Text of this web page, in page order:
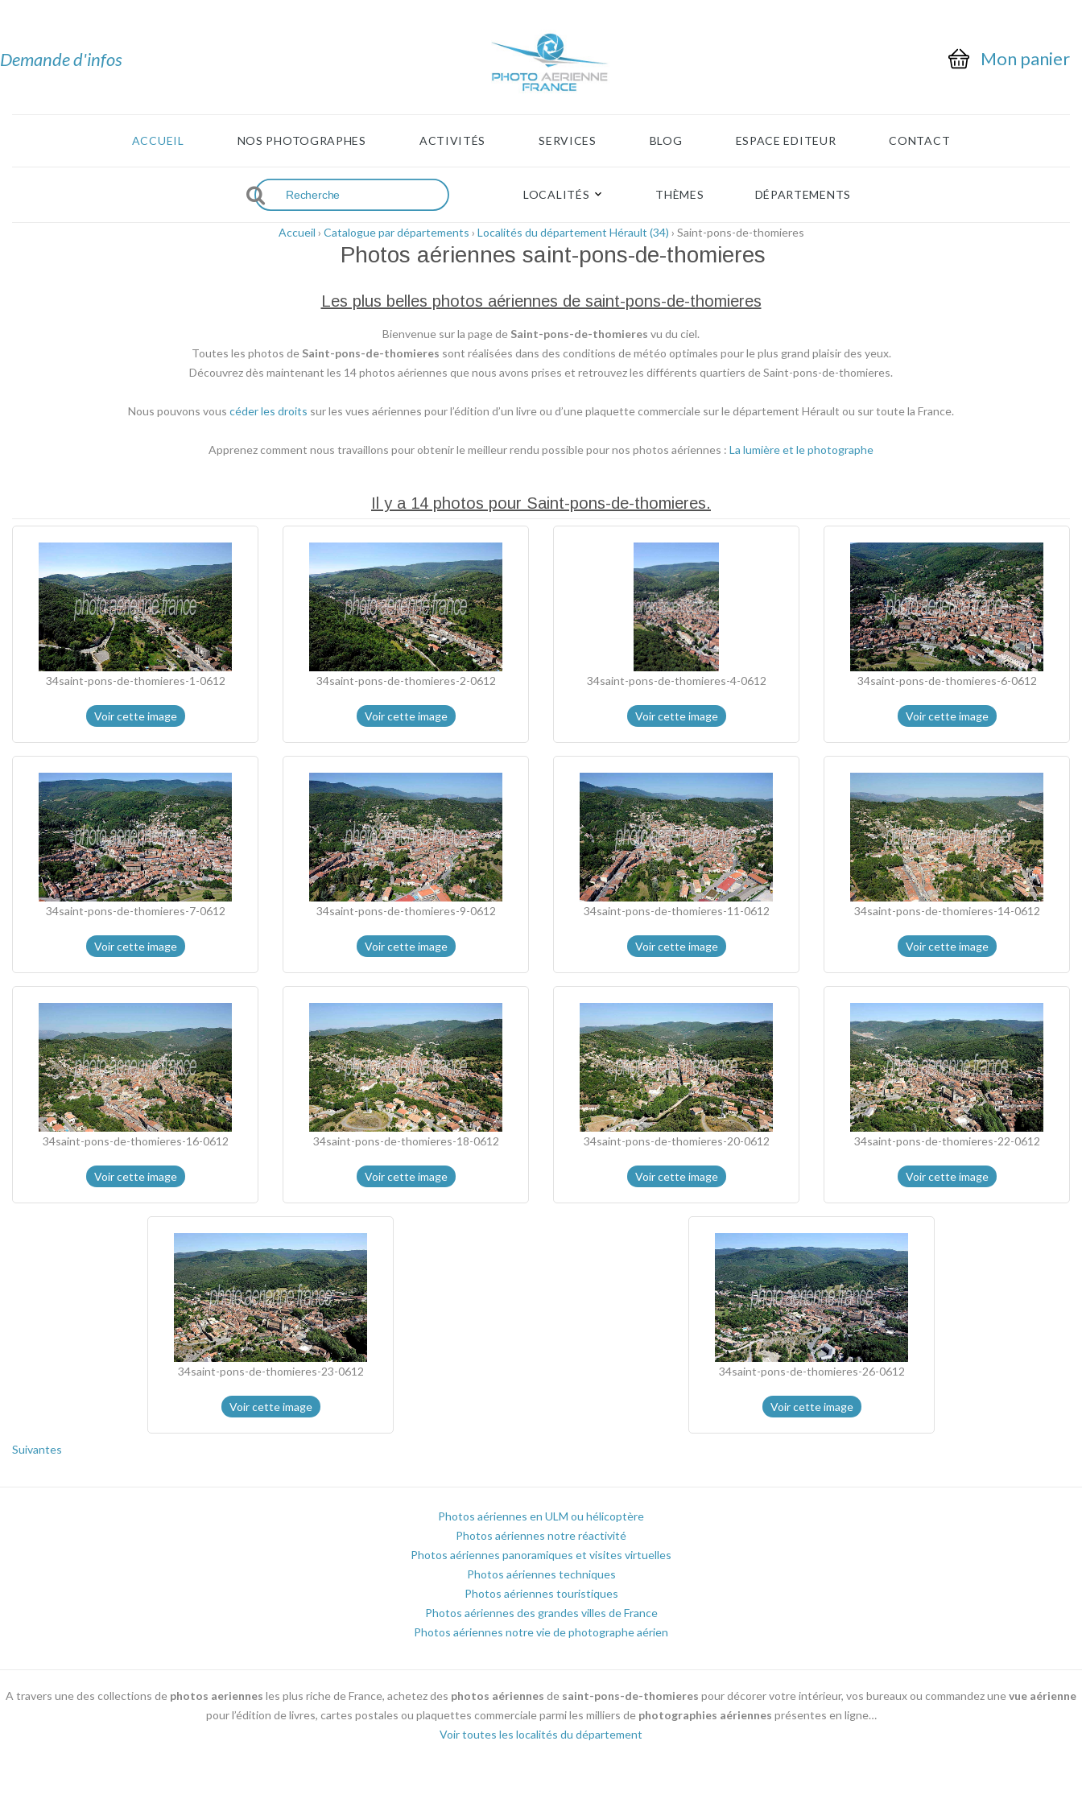
Demande d'infos Mon panier
ACCUEIL NOS PHOTOGRAPHES ACTIVITÉS SERVICES BLOG ESPACE EDITEUR CONTACT
LOCALITÉS THÈMES DÉPARTEMENTS
Accueil › Catalogue par départements › Localités du département Hérault (34) › Saint-pons-de-thomieres
Photos aériennes saint-pons-de-thomieres
Les plus belles photos aériennes de saint-pons-de-thomieres
Bienvenue sur la page de Saint-pons-de-thomieres vu du ciel.
Toutes les photos de Saint-pons-de-thomieres sont réalisées dans des conditions de météo optimales pour le plus grand plaisir des yeux.
Découvrez dès maintenant les 14 photos aériennes que nous avons prises et retrouvez les différents quartiers de Saint-pons-de-thomieres.
Nous pouvons vous céder les droits sur les vues aériennes pour l’édition d’un livre ou d’une plaquette commerciale sur le département Hérault ou sur toute la France.
Apprenez comment nous travaillons pour obtenir le meilleur rendu possible pour nos photos aériennes : La lumière et le photographe
Il y a 14 photos pour Saint-pons-de-thomieres.
34saint-pons-de-thomieres-1-0612
Voir cette image
34saint-pons-de-thomieres-2-0612
Voir cette image
34saint-pons-de-thomieres-4-0612
Voir cette image
34saint-pons-de-thomieres-6-0612
Voir cette image
34saint-pons-de-thomieres-7-0612
Voir cette image
34saint-pons-de-thomieres-9-0612
Voir cette image
34saint-pons-de-thomieres-11-0612
Voir cette image
34saint-pons-de-thomieres-14-0612
Voir cette image
34saint-pons-de-thomieres-16-0612
Voir cette image
34saint-pons-de-thomieres-18-0612
Voir cette image
34saint-pons-de-thomieres-20-0612
Voir cette image
34saint-pons-de-thomieres-22-0612
Voir cette image
34saint-pons-de-thomieres-23-0612
Voir cette image
34saint-pons-de-thomieres-26-0612
Voir cette image
Suivantes
Photos aériennes en ULM ou hélicoptère
Photos aériennes notre réactivité
Photos aériennes panoramiques et visites virtuelles
Photos aériennes techniques
Photos aériennes touristiques
Photos aériennes des grandes villes de France
Photos aériennes notre vie de photographe aérien
A travers une des collections de photos aeriennes les plus riche de France, achetez des photos aériennes de saint-pons-de-thomieres pour décorer votre intérieur, vos bureaux ou commandez unevue aérienne
pour l’édition de livres, cartes postales ou plaquettes commerciale parmi les milliers de photographies aériennes présentes en ligne…
Voir toutes les localités du département